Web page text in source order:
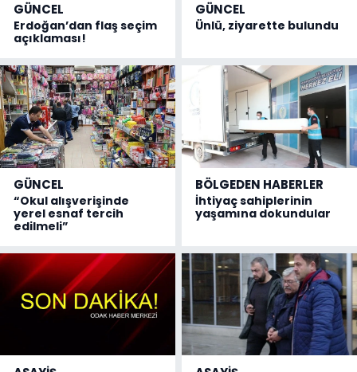
GÜNCEL
Erdoğan’dan flaş seçim
açıklaması!
GÜNCEL
Ünlü, ziyarette bulundu
GÜNCEL
“Okul alışverişinde
yerel esnaf tercih
edilmeli”
BÖLGEDEN HABERLER
İhtiyaç sahiplerinin
yaşamına dokundular